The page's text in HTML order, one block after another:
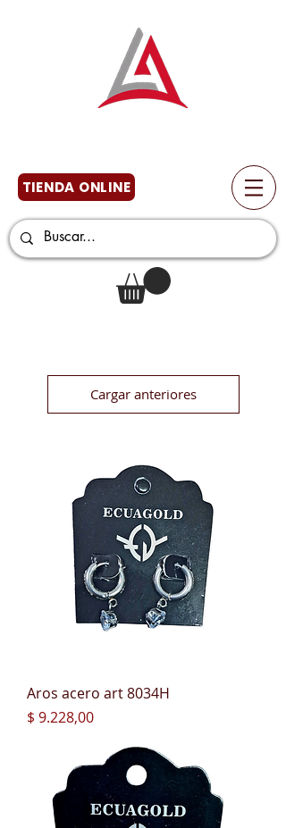
TIENDA ONLINE
Cargar anteriores
Aros acero art 8034H
Precio
$ 9.228,00